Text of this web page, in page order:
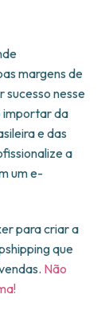
margens de
sucesso nesse
importar da
e das
a
um e-
para criar a
que
Não